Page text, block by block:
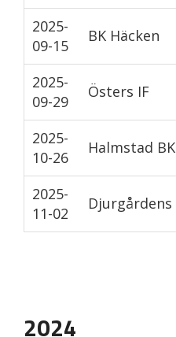
2025-
09-15
BK Häcken
2025-
09-29
Östers IF
2025-
10-26
Halmstad BK
2025-
11-02
Djurgårdens
2024